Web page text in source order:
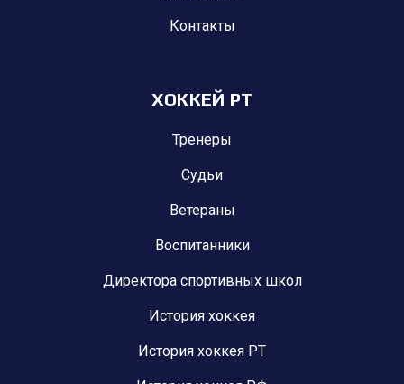
Контакты
ХОККЕЙ РТ
Тренеры
Судьи
Ветераны
Воспитанники
Директора спортивных школ
История хоккея
История хоккея РТ